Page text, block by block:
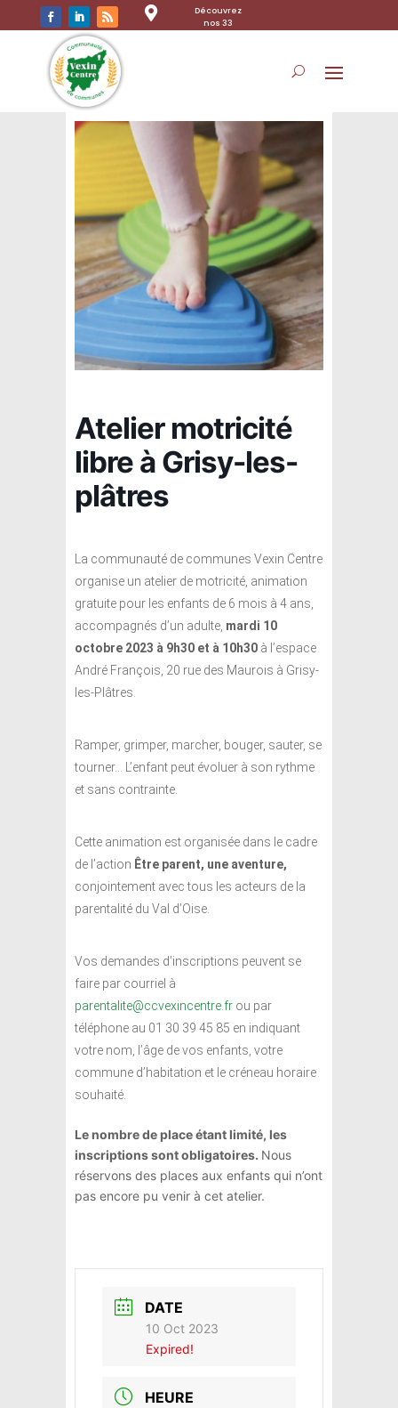

Découvrez
nos 33
Atelier motricité
libre à Grisy-les-
plâtres
La communauté de communes Vexin Centre
organise un atelier de motricité, animation
gratuite pour les enfants de 6 mois à 4 ans,
accompagnés d’un adulte, mardi 10
octobre 2023 à 9h30 et à 10h30 à l’espace
André François, 20 rue des Maurois à Grisy-
les-Plâtres.
Ramper, grimper, marcher, bouger, sauter, se
tourner… L’enfant peut évoluer à son rythme
et sans contrainte.
Cette animation est organisée dans le cadre
de l’action Être parent, une aventure,
conjointement avec tous les acteurs de la
parentalité du Val d’Oise.
Vos demandes d’inscriptions peuvent se
faire par courriel à
parentalite@ccvexincentre.fr ou par
téléphone au 01 30 39 45 85 en indiquant
votre nom, l’âge de vos enfants, votre
commune d’habitation et le créneau horaire
souhaité.
Le nombre de place étant limité, les
inscriptions sont obligatoires. Nous
réservons des places aux enfants qui n’ont
pas encore pu venir à cet atelier.
DATE
10 Oct 2023
Expired!
HEURE